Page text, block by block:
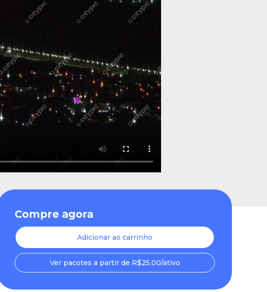
Compre agora
Adicionar ao carrinho
Ver pacotes a partir de R$25.00/ativo